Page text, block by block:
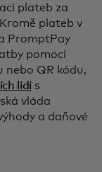
plateb za
plateb v
PromptPay
pomocí
nebo QR kódu,
lidís
vláda
a daňové